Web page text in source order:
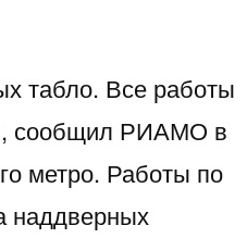
табло. Все работы
сообщил РИАМО в
метро. Работы по
наддверных